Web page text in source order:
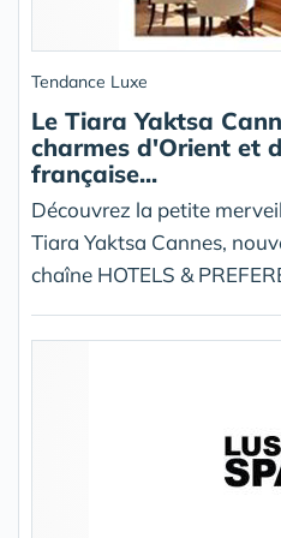
Tendance Luxe
Le Tiara Yaktsa
charmes d'Orient et
française...
Découvrez la petite
Tiara Yaktsa Cannes,
chaîne HOTELS &